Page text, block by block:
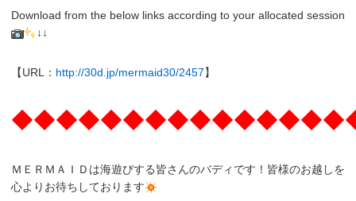
Download from the below links according to your allocated session
↓↓
【URL： http://30d.jp/mermaid30/2457】
ＭＥＲＭＡＩＤは海遊びする皆さんのバディです！皆様のお越しを
心よりお待ちしております